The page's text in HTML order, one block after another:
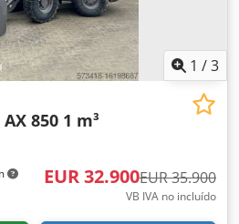
1 /3
850 1 m³
EUR 32.900EUR 35.900
VB IVA no incluído